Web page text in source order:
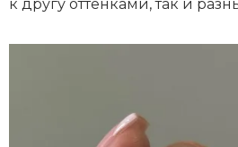
к другу оттенками, так и